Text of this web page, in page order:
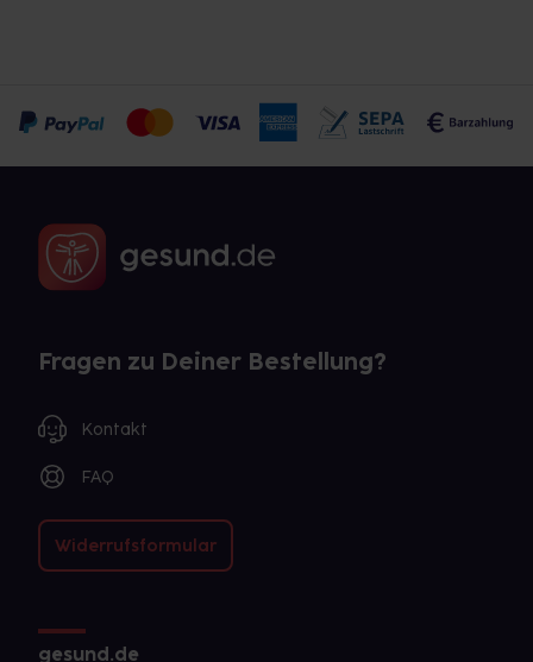
Fragen zu Deiner Bestellung?
Kontakt
FAQ
Widerrufsformular
gesund.de